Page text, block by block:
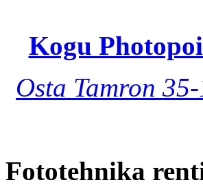
Kogu
Osta Tamron
Fototehnika